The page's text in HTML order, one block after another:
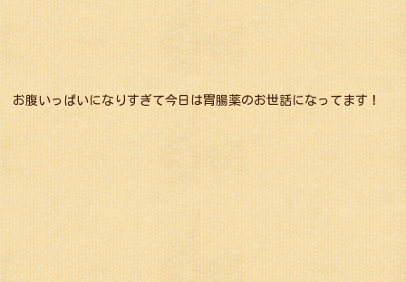
お腹いっぱいになりすぎて今日は胃腸薬のお世話になってます！